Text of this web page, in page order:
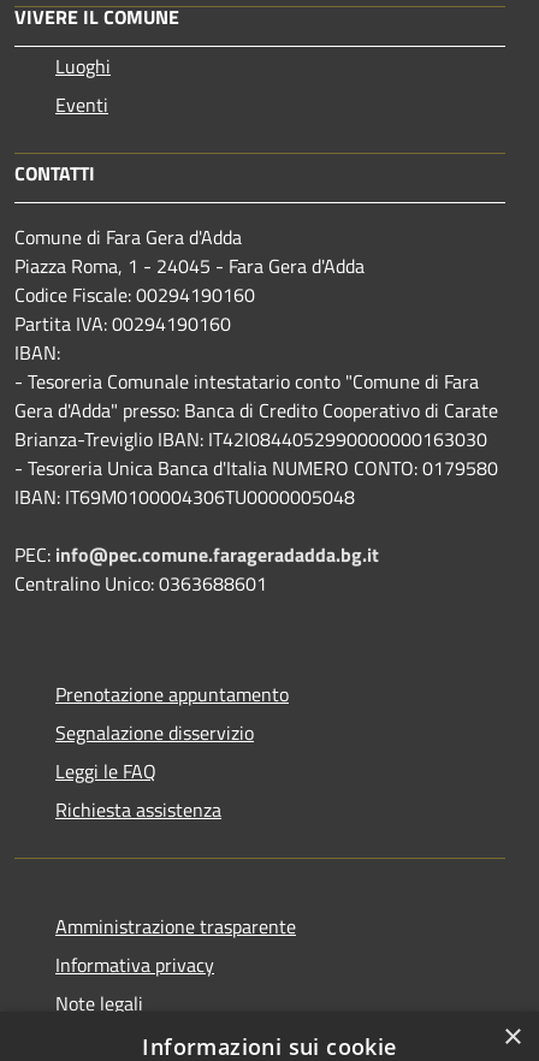
VIVERE IL COMUNE
Luoghi
Eventi
CONTATTI
Comune di Fara Gera d'Adda
Piazza Roma, 1 - 24045 - Fara Gera d'Adda
Codice Fiscale: 00294190160
Partita IVA: 00294190160
IBAN:
- Tesoreria Comunale intestatario conto "Comune di Fara
Gera d'Adda" presso: Banca di Credito Cooperativo di Carate
Brianza-Treviglio IBAN: IT42I0844052990000000163030
- Tesoreria Unica Banca d'Italia NUMERO CONTO: 0179580
IBAN: IT69M0100004306TU0000005048
PEC: info@pec.comune.farageradadda.bg.it
Centralino Unico: 0363688601
Prenotazione appuntamento
Segnalazione disservizio
Leggi le FAQ
Richiesta assistenza
Amministrazione trasparente
Informativa privacy
Note legali
Dichiarazione di accessibilità
×
Informazioni sui cookie